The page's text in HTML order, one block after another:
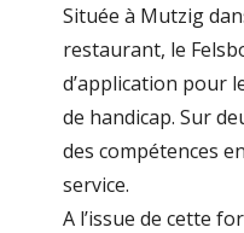
Située à Mutzig
restaurant, le
d’application pour
de handicap. Sur
des compétences
service.
A l’issue de cette